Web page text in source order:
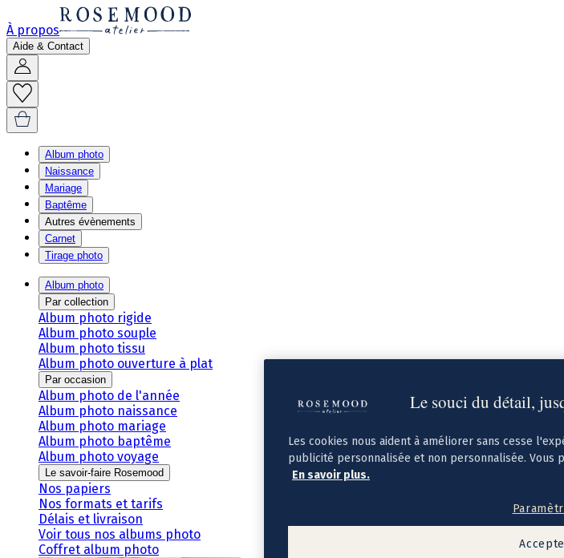
À propos
Aide & Contact
Album photo
Naissance
Mariage
Baptême
Autres évènements
Carnet
Tirage photo
Album photo
Par collection
Album photo rigide
Album photo souple
Album photo tissu
Album photo ouverture à plat
Par occasion
Album photo de l'année
Album photo naissance
Album photo mariage
Album photo baptême
Album photo voyage
Le savoir-faire Rosemood
Nos papiers
Nos formats et tarifs
Délais et livraison
Voir tous nos albums photo
Coffret album photo
Le souci du détail,
Les cookies nous aident à améliorer sans cesse
publicité personnalisée et non personnalisée. Vous
En savoir plus.